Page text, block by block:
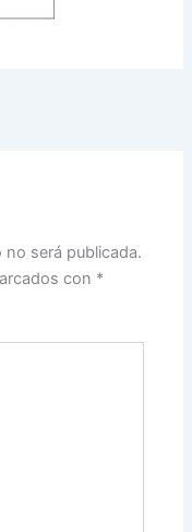
será publicada.
con *